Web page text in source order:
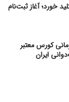
خورد؛ آغاز ثبت‌نام
کورس معتبر
ایران